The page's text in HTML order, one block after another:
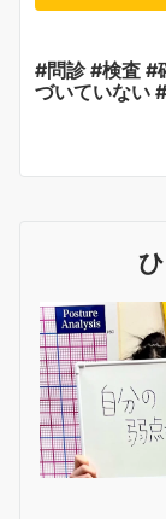
#問診 #検査 #
づいていない